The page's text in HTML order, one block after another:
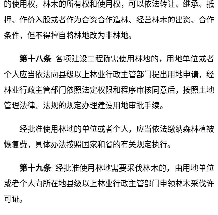
的使用权，林木的所有权和使用权，可以依法转让、继承、抵
押、作价入股或者作为合资合作造林、经营林木的出资、合作
条件，但不得擅自将林地改为非林地。
第十八条各项建设工程确需使用林地的，用地单位或者
个人应当依法向县级以上林业行政主管部门提出用地申请，经
林业行政主管部门依照法定权限和程序审核同意后，按照土地
管理法律、法规的规定办理建设用地审批手续。
经批准使用林地的单位或者个人，应当依法缴纳森林植被
恢复费，具体办法按照国家和省的有关规定执行。
第十九条 经批准使用林地需要采伐林木的，由用地单位
或者个人向所在地县级以上林业行政主管部门申领林木采伐许
可证。